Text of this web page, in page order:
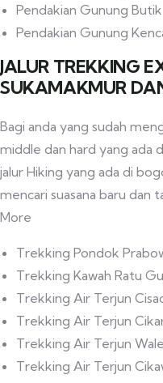
Pendakian Gunung Butik
Pendakian Gunung
JALUR TREKKING
SUKAMAKMUR
Bagi anda yang sudah
middle dan hard yang ada
jalur Hiking yang ada di
mencari suasana baru dan
More
Trekking Pondok
Trekking Kawah Ratu
Trekking Air Terjun
Trekking Air Terjun
Trekking Air Terjun
Trekking Air Terjun